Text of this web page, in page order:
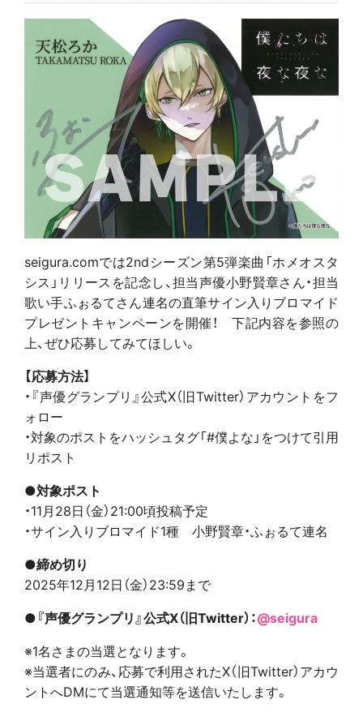
seigura.comでは2ndシーズン第5弾楽曲「ホメオスタ
シス」リリースを記念し、担当声優小野賢章さん・担当
歌い手ふぉるてさん連名の直筆サイン入りブロマイド
プレゼントキャンペーンを開催！ 下記内容を参照の
上、ぜひ応募してみてほしい。
【応募方法】
・『声優グランプリ』公式X（旧Twitter）アカウントをフ
ォロー
・対象のポストをハッシュタグ「#僕よな」をつけて引用
リポスト
●対象ポスト
・11月28日（金）21:00頃投稿予定
・サイン入りブロマイド1種 小野賢章・ふぉるて連名
●締め切り
2025年12月12日（金）23:59まで
●『声優グランプリ』公式X（旧Twitter）：@seigura
※1名さまの当選となります。
※当選者にのみ、応募で利用されたX（旧Twitter）アカウ
ントへDMにて当選通知等を送信いたします。